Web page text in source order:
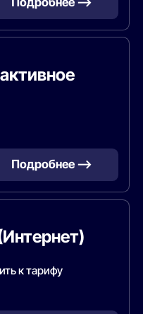
Подробнее —>
к тарифу